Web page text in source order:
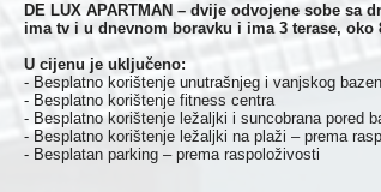
DE LUX APARTMAN – dvije odvojene sobe
ima tv i u dnevnom boravku i ima 3 terase, oko
U cijenu je uključeno:
- Besplatno korištenje unutrašnjeg i vanjskog
- Besplatno korištenje fitness centra
- Besplatno korištenje ležaljki i suncobrana pored
- Besplatno korištenje ležaljki na plaži – prema
- Besplatan parking – prema raspoloživosti